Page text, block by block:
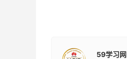
59学习网